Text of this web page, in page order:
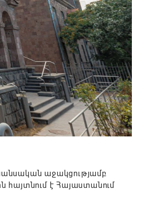
աջակցությամբ
հայտնում է Հայաստանում